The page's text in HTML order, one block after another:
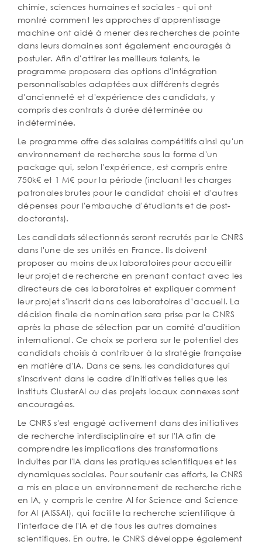
chimie, sciences humaines et sociales - qui ont
montré comment les approches d'apprentissage
machine ont aidé à mener des recherches de pointe
dans leurs domaines sont également encouragés à
postuler. Afin d'attirer les meilleurs talents, le
programme proposera des options d'intégration
personnalisables adaptées aux différents degrés
d'ancienneté et d'expérience des candidats, y
compris des contrats à durée déterminée ou
indéterminée.
Le programme offre des salaires compétitifs ainsi qu'un
environnement de recherche sous la forme d'un
package qui, selon l'expérience, est compris entre
750k€ et 1 M€ pour la période (incluant les charges
patronales brutes pour le candidat choisi et d'autres
dépenses pour l'embauche d'étudiants et de post-
doctorants).
Les candidats sélectionnés seront recrutés par le CNRS
dans l'une de ses unités en France. Ils doivent
proposer au moins deux laboratoires pour accueillir
leur projet de recherche en prenant contact avec les
directeurs de ces laboratoires et expliquer comment
leur projet s'inscrit dans ces laboratoires d’accueil. La
décision finale de nomination sera prise par le CNRS
après la phase de sélection par un comité d'audition
international. Ce choix se portera sur le potentiel des
candidats choisis à contribuer à la stratégie française
en matière d'IA. Dans ce sens, les candidatures qui
s'inscrivent dans le cadre d'initiatives telles que les
instituts ClusterAI ou des projets locaux connexes sont
encouragées.
Le CNRS s'est engagé activement dans des initiatives
de recherche interdisciplinaire et sur l'IA afin de
comprendre les implications des transformations
induites par l'IA dans les pratiques scientifiques et les
dynamiques sociales. Pour soutenir ces efforts, le CNRS
a mis en place un environnement de recherche riche
en IA, y compris le centre AI for Science and Science
for AI (AISSAI), qui facilite la recherche scientifique à
l'interface de l'IA et de tous les autres domaines
scientifiques. En outre, le CNRS développe également